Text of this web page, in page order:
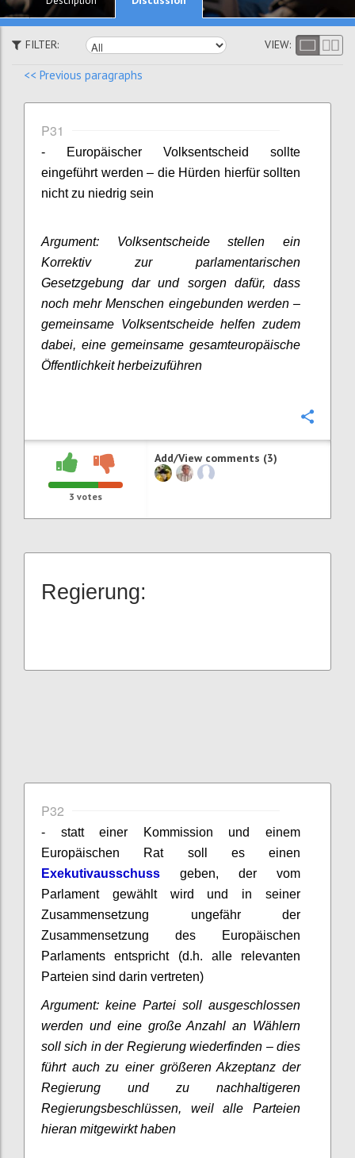
FILTER: VIEW:
<< Previous paragraphs
P31
- Europäischer Volksentscheid sollte
eingeführt werden – die Hürden hierfür sollten
nicht zu niedrig sein
Argument: Volksentscheide stellen ein
Korrektiv zur parlamentarischen
Gesetzgebung dar und sorgen dafür, dass
noch mehr Menschen eingebunden werden –
gemeinsame Volksentscheide helfen zudem
dabei, eine gemeinsame gesamteuropäische
Öffentlichkeit herbeizuführen
3 votes
Add/View comments (3)
Regierung:
P32
- statt einer Kommission und einem
Europäischen Rat soll es einen
Exekutivausschuss geben, der vom
Parlament gewählt wird und in seiner
Zusammensetzung ungefähr der
Zusammensetzung des Europäischen
Parlaments entspricht (d.h. alle relevanten
Parteien sind darin vertreten)
Argument: keine Partei soll ausgeschlossen
werden und eine große Anzahl an Wählern
soll sich in der Regierung wiederfinden – dies
führt auch zu einer größeren Akzeptanz der
Regierung und zu nachhaltigeren
Regierungsbeschlüssen, weil alle Parteien
hieran mitgewirkt haben